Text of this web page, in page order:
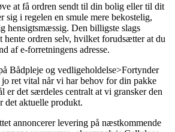
at få ordren sendt til din bolig eller til dit
sig i regelen en smule mere bekostelig,
hensigtsmæssig. Den billigste slags
hente ordren selv, hvilket forudsætter at du
af e-forretningens adresse.
Bådpleje og vedligeholdelse>Fortynder
ret vital når vi har behov for din pakke
er det særdeles centralt at vi gransker den
det aktuelle produkt.
annoncerer levering på næstkommende